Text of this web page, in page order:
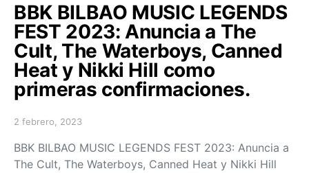
BBK BILBAO MUSIC LEGENDS
FEST 2023: Anuncia a The
Cult, The Waterboys, Canned
Heat y Nikki Hill como
primeras confirmaciones.
Posted on
2 febrero, 2023
BBK BILBAO MUSIC LEGENDS FEST 2023: Anuncia a
The Cult, The Waterboys, Canned Heat y Nikki Hill